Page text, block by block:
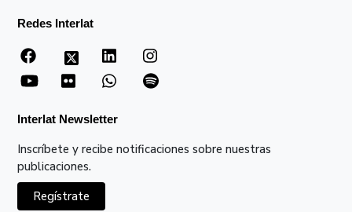
Redes Interlat
Interlat Newsletter
Inscríbete y recibe notificaciones sobre nuestras
publicaciones.
Regístrate